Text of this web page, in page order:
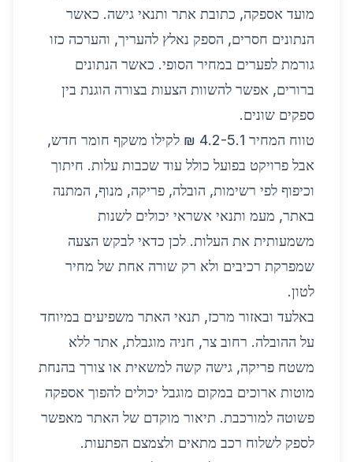
מועד אספקה, כתובת אתר ותנאי גישה. כאשר
הנתונים חסרים, הספק נאלץ להעריך, והערכה כזו
גורמת לפערים במחיר הסופי. כאשר הנתונים
ברורים, אפשר להשוות הצעות בצורה הוגנת בין
ספקים שונים.
טווח המחיר 4.2-5.1 ₪ לקילו משקף חומר חדש,
אבל פרויקט בפועל כולל עוד שכבות עלות. חיתוך
וכיפוף לפי רשימות, הובלה, פריקה, מנוף, המתנה
באתר, מעמ ותנאי אשראי יכולים לשנות
משמעותית את העלות. לכן כדאי לבקש הצעה
שמפרקת רכיבים ולא רק שורה אחת של מחיר
לטון.
באלעד ובאזור מרכז, תנאי האתר משפיעים במיוחד
על ההובלה. רחוב צר, חניה מוגבלת, אתר ללא
משטח פריקה, גישה קשה למשאית או צורך בהנחת
מוטות ארוכים במקום מוגבל יכולים להפוך אספקה
פשוטה למורכבת. תיאור מוקדם של האתר מאפשר
לספק לשלוח רכב מתאים ולצמצם הפתעות.